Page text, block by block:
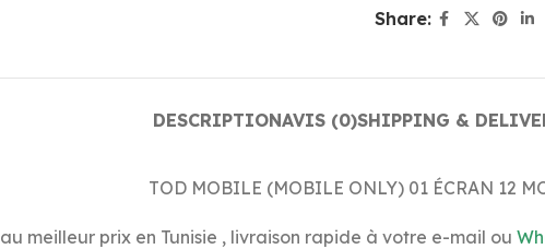
Share:
DESCRIPTIONAVIS (0)SHIPPING &
TOD MOBILE (MOBILE ONLY) 01 ÉCRAN 12
au meilleur prix en Tunisie , livraison rapide à votre e-mail ou